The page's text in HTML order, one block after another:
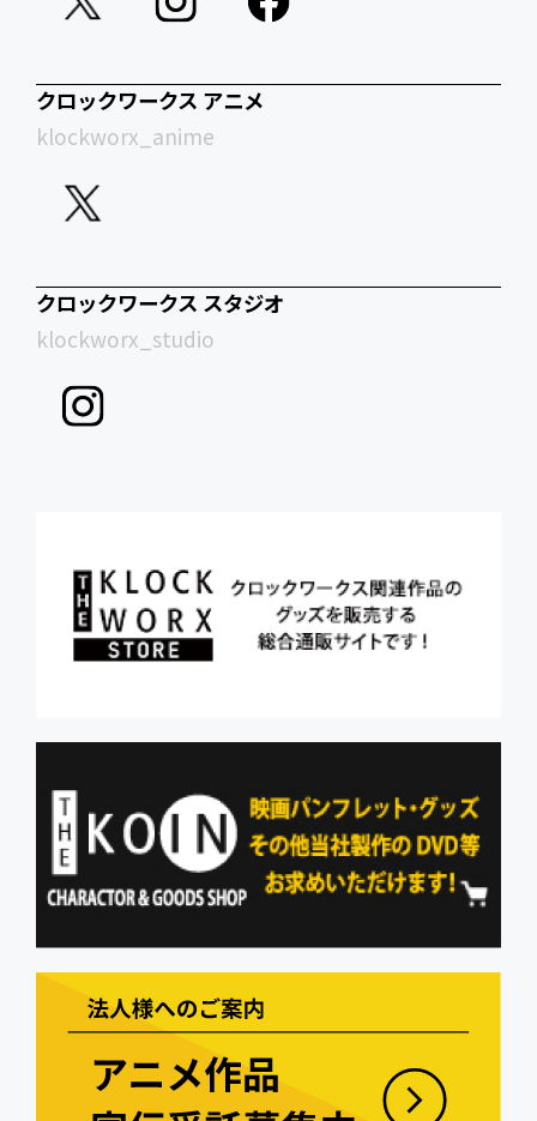
クロックワークス アニメ
klockworx_anime
クロックワークス スタジオ
klockworx_studio